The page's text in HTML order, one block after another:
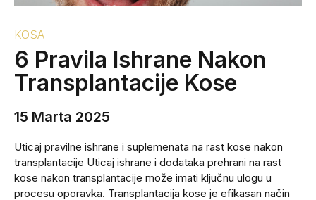
KOSA
6 Pravila Ishrane Nakon
Transplantacije Kose
15 Marta 2025
Uticaj pravilne ishrane i suplemenata na rast kose nakon
transplantacije Uticaj ishrane i dodataka prehrani na rast
kose nakon transplantacije može imati ključnu ulogu u
procesu oporavka. Transplantacija kose je efikasan način